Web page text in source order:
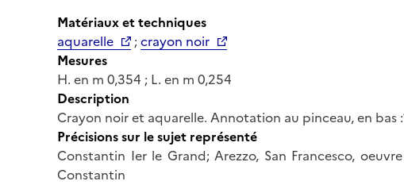
Matériaux et techniques
aquarelle
;crayon noir
Mesures
H. en m 0,354 ; L. en m 0,254
Description
Crayon noir et aquarelle. Annotation au pinceau, en bas
Précisions sur le sujet représenté
Constantin Ier le Grand; Arezzo, San Francesco,
Constantin